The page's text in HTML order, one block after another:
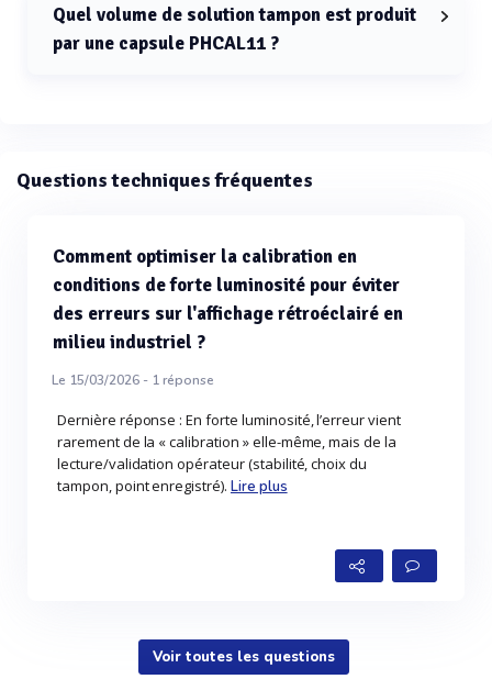
Quel volume de solution tampon est produit
par une capsule PHCAL11 ?
Questions techniques fréquentes
Comment optimiser la calibration en
conditions de forte luminosité pour éviter
des erreurs sur l'affichage rétroéclairé en
milieu industriel ?
Le 15/03/2026 - 1réponse
Dernière réponse : En forte luminosité, l’erreur vient
rarement de la « calibration » elle-même, mais de la
lecture/validation opérateur (stabilité, choix du
tampon, point enregistré). Lire plus
Voir toutes les questions